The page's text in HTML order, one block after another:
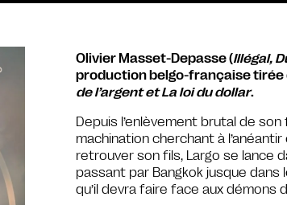
Olivier Masset-Depasse (Illégal,
production belgo-française tirée
de l’argent et La loi du dollar.
Depuis l’enlèvement brutal de son
machination cherchant à
retrouver son fils, Largo se lance
passant par Bangkok jusque
qu’il devra faire face aux démons